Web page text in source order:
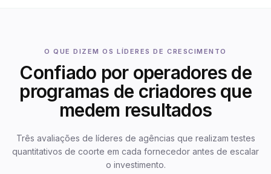
O QUE DIZEM OS LÍDERES DE CRESCIMENTO
Confiado por operadores de
programas de criadores que
medem resultados
Três avaliações de líderes de agências que realizam testes
quantitativos de coorte em cada fornecedor antes de escalar
o investimento.